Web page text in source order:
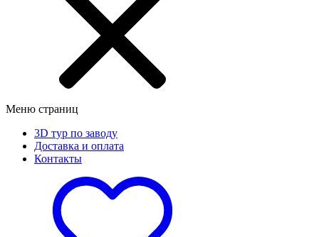
Меню страниц
3D тур по заводу
Доставка и оплата
Контакты